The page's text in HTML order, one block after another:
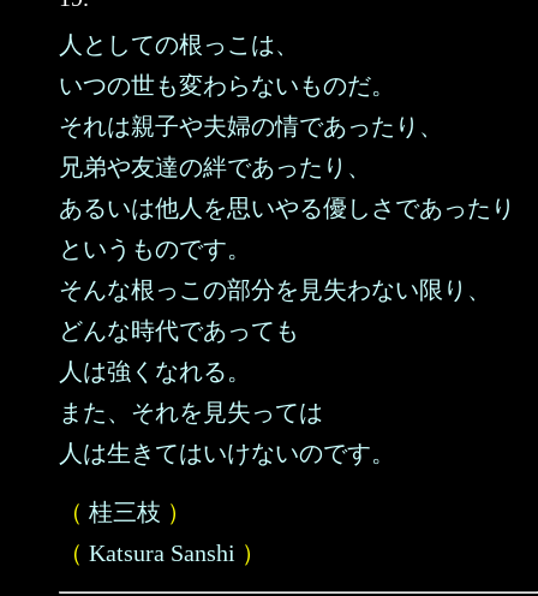
人としての根っこは、
いつの世も変わらないものだ。
それは親子や夫婦の情であったり、
兄弟や友達の絆であったり、
あるいは他人を思いやる優しさであったり
というものです。
そんな根っこの部分を見失わない限り、
どんな時代であっても
人は強くなれる。
また、それを見失っては
人は生きてはいけないのです。
（ 桂三枝 ）
（ Katsura Sanshi ）